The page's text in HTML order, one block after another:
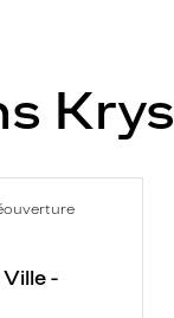
Krys
-